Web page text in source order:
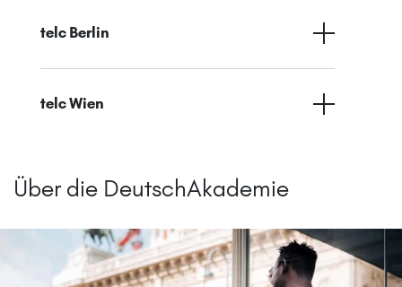
telc Berlin
telc Wien
Über die DeutschAkademie